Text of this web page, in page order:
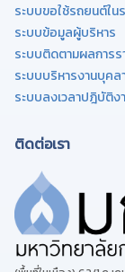
ระบบขอใช้รถยนต์ใน
ระบบข้อมูลผู้บริหาร
ระบบติดตามผลการร
ระบบบริหารงานบุคล
ระบบลงเวลาปฎิบัติง
ติดต่อเรา